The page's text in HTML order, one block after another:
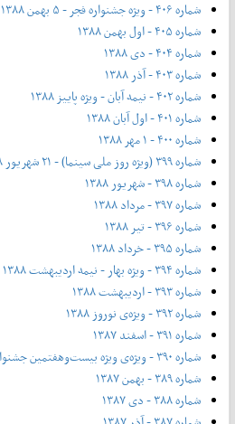
شماره ۴۰۶ - ویژه جشنواره فجر - ۵ بهمن ۱۳۸۸
شماره ۴۰۵ - اول بهمن ۱۳۸۸
شماره ۴۰۴ - دی ۱۳۸۸
شماره ۴۰۳ - آذر ۱۳۸۸
شماره ۴۰۲ - نیمه آبان - ویژه پاییز ۱۳۸۸
شماره ۴۰۱ - اول آبان ۱۳۸۸
شماره ۴۰۰ - ۱ مهر ۱۳۸۸
شماره ۳۹۹ (ویژه روز ملی سینما) - ۲۱ شهریور ۱۳۸۸
شماره ۳۹۸ - شهریور ۱۳۸۸
شماره ۳۹۷ - مرداد ۱۳۸۸
شماره ۳۹۶ - تیر ۱۳۸۸
شماره ۳۹۵ - خرداد ۱۳۸۸
شماره ۳۹۴ - ویژه بهار - نیمه‌ اردیبهشت ۱۳۸۸
شماره ۳۹۳ - اردیبهشت ۱۳۸۸
شماره ۳۹۲ - ویژه‌ی نوروز ۱۳۸۸
شماره ۳۹۱ - اسفند ۱۳۸۷
شماره ۳۹۰ - ویژه‌ی ویژه بیست‌و‌هفتمین جشنواره‌ی فیلم فجر- ۱۲ بهمن ۱۳۸۷
شماره ۳۸۹ - بهمن ۱۳۸۷
شماره ۳۸۸ - دی ۱۳۸۷